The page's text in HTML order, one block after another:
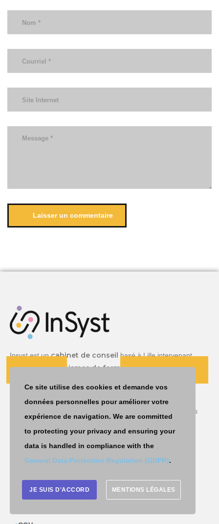
Laisser un commentaire
Insyst est uncabinet de conseil basé à Lille intervenant
auprès desorganismes de formationdans leur projet de
Nous intervenons auprès de plus de 2000 clients
organismes de formation situés partout en France, de toutes
Qui sommes-nous ?
PRENDRE UN RDV
Ce site utilise des cookies et demande vos
données personnelles pour améliorer votre
expérience de navigation. We are committed
to protecting your privacy and ensuring your
data is handled in compliance with the
General Data Protection Regulation (GDPR).
JE SUIS D'ACCORD MENTIONS LÉGALES